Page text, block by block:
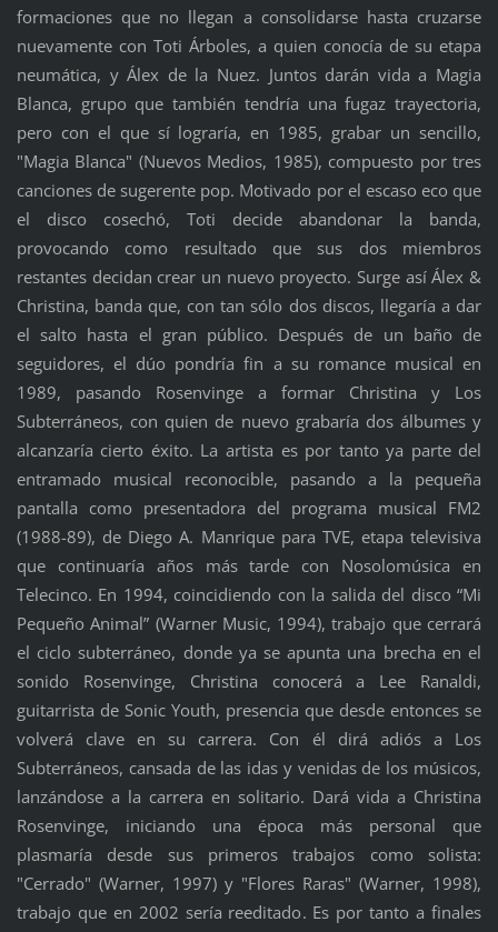
formaciones que no llegan a consolidarse hasta cruzarse
nuevamente con Toti Árboles, a quien conocía de su etapa
neumática, y Álex de la Nuez. Juntos darán vida a Magia
Blanca, grupo que también tendría una fugaz trayectoria,
pero con el que sí lograría, en 1985, grabar un sencillo,
"Magia Blanca" (Nuevos Medios, 1985), compuesto por tres
canciones de sugerente pop. Motivado por el escaso eco que
el disco cosechó, Toti decide abandonar la banda,
provocando como resultado que sus dos miembros
restantes decidan crear un nuevo proyecto. Surge así Álex &
Christina, banda que, con tan sólo dos discos, llegaría a dar
el salto hasta el gran público. Después de un baño de
seguidores, el dúo pondría fin a su romance musical en
1989, pasando Rosenvinge a formar Christina y Los
Subterráneos, con quien de nuevo grabaría dos álbumes y
alcanzaría cierto éxito. La artista es por tanto ya parte del
entramado musical reconocible, pasando a la pequeña
pantalla como presentadora del programa musical FM2
(1988-89), de Diego A. Manrique para TVE, etapa televisiva
que continuaría años más tarde con Nosolomúsica en
Telecinco. En 1994, coincidiendo con la salida del disco “Mi
Pequeño Animal” (Warner Music, 1994), trabajo que cerrará
el ciclo subterráneo, donde ya se apunta una brecha en el
sonido Rosenvinge, Christina conocerá a Lee Ranaldi,
guitarrista de Sonic Youth, presencia que desde entonces se
volverá clave en su carrera. Con él dirá adiós a Los
Subterráneos, cansada de las idas y venidas de los músicos,
lanzándose a la carrera en solitario. Dará vida a Christina
Rosenvinge, iniciando una época más personal que
plasmaría desde sus primeros trabajos como solista:
"Cerrado" (Warner, 1997) y "Flores Raras" (Warner, 1998),
trabajo que en 2002 sería reeditado. Es por tanto a finales